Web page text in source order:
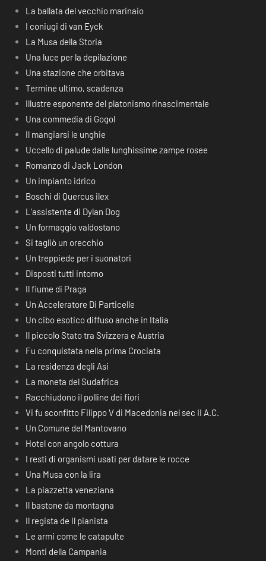
La ballata del vecchio marinaio
I coniugi di van Eyck
La Musa della Storia
Una luce per la depilazione
Una stazione che orbitava
Termine ultimo, scadenza
Illustre esponente del platonismo rinascimentale
Una commedia di Gogol
Il mangiarsi le unghie
Uccello di palude dalle lunghissime zampe rosee
Romanzo di Jack London
Un impianto idrico
Boschi di Quercus ilex
L’assistente di Dylan Dog
Un formaggio valdostano
Si tagliò un orecchio
Un treppiede per i suonatori
Disposti tutti intorno
Il fiume di Praga
Un Acceleratore Di Particelle
Un cibo esotico diffuso anche in Italia
Il piccolo Stato tra Svizzera e Austria
Fu conquistata nella prima Crociata
La residenza degli Asi
La moneta del Sudafrica
Racchiudono il polline dei fiori
Vi fu sconfitto Filippo V di Macedonia nel sec II A.C.
Un Comune del Mantovano
Hotel con angolo cottura
I resti di organismi usati per datare le rocce
Una Musa con la lira
La piazzetta veneziana
Il bastone da montagna
Il regista de Il pianista
Le armi come le catapulte
Monti della Campania